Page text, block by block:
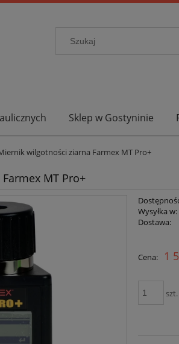
Sklep w Gostyninie
wilgotności ziarna Farmex MT Pro+
MT Pro+
Wysyłka w:
Dostawa:
Cena: 1
szt.